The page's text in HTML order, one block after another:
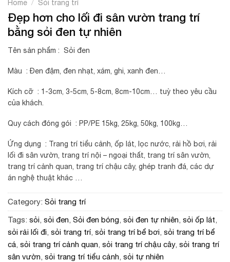
Home / Sỏi trang trí
Đẹp hơn cho lối đi sân vườn trang trí
bằng sỏi đen tự nhiên
Tên sản phẩm : Sỏi đen
Màu : Đen đậm, đen nhạt, xám, ghi, xanh đen…
Kích cỡ : 1-3cm, 3-5cm, 5-8cm, 8cm-10cm… tuỳ theo yêu cầu
của khách.
Quy cách đóng gói : PP/PE 15kg, 25kg, 50kg, 100kg…
Ứng dụng : Trang trí tiểu cảnh, ốp lát, lọc nước, rải hồ bơi, rải
lối đi sân vườn, trang trí nội – ngoại thất, trang trí sân vườn,
trang trí cảnh quan, trang trí chậu cây, ghép tranh đá, các dự
án nghệ thuật khác …
Category: Sỏi trang trí
Tags: sỏi, sỏi đen, Sỏi đen bóng, sỏi đen tự nhiên, sỏi ốp lát,
sỏi rải lối đi, sỏi trang trí, sỏi trang trí bể bơi, sỏi trang trí bể
cá, sỏi trang trí cảnh quan, sỏi trang trí chậu cây, sỏi trang trí
sân vườn, sỏi trang trí tiểu cảnh, sỏi tự nhiên